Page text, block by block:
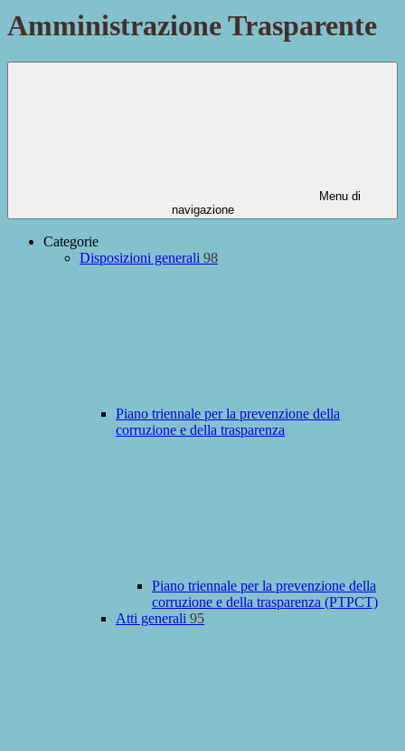
Amministrazione Trasparente
Menu di
navigazione
Categorie
Disposizioni generali 98
Piano triennale per la prevenzione della
corruzione e della trasparenza
Piano triennale per la prevenzione della
corruzione e della trasparenza (PTPCT)
Atti generali 95